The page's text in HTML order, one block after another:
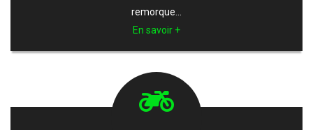
remorque…
En savoir +